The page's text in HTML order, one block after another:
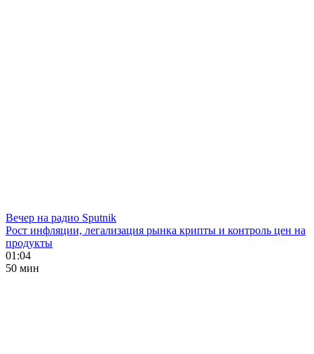
Вечер на радио Sputnik
Рост инфляции, легализация рынка крипты и контроль цен на
продукты
01:04
50 мин